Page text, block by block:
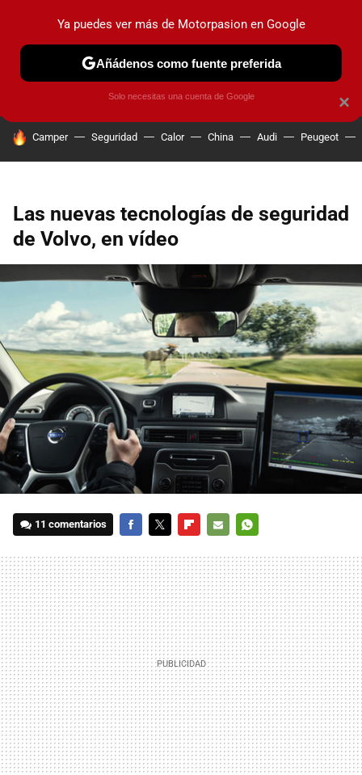
PRUEBAS COCHES ELÉCTRICOS OBSERVATORIO
HOY SE HABLA DE
Camper Seguridad Calor China Audi Peugeot
Las nuevas tecnologías de seguridad
de Volvo, en vídeo
11 comentarios
MAIL
×
Ya puedes ver más de Motorpasion en Google
Añádenos como fuente preferida
Solo necesitas una cuenta de Google